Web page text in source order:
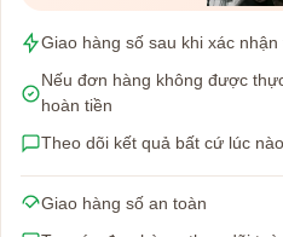
Giao hàng số sau khi xác nhận
Nếu đơn hàng không được
hoàn tiền
Theo dõi kết quả bất cứ lúc
Giao hàng số an toàn